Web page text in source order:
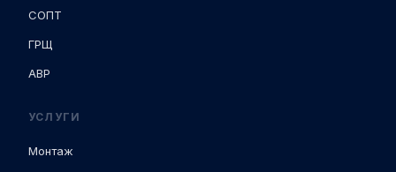
СОПТ
ГРЩ
АВР
УСЛУГИ
Монтаж